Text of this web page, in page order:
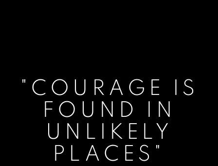
"COURAGE IS
FOUND IN
UNLIKELY
PLACES"